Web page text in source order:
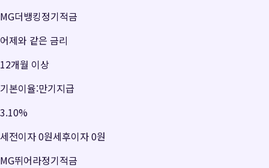
MG더뱅킹정기적금
어제와 같은 금리
12개월 이상
기본이율:만기지급
3.10%
세전이자0원세후이자0원
MG뛰어라정기적금